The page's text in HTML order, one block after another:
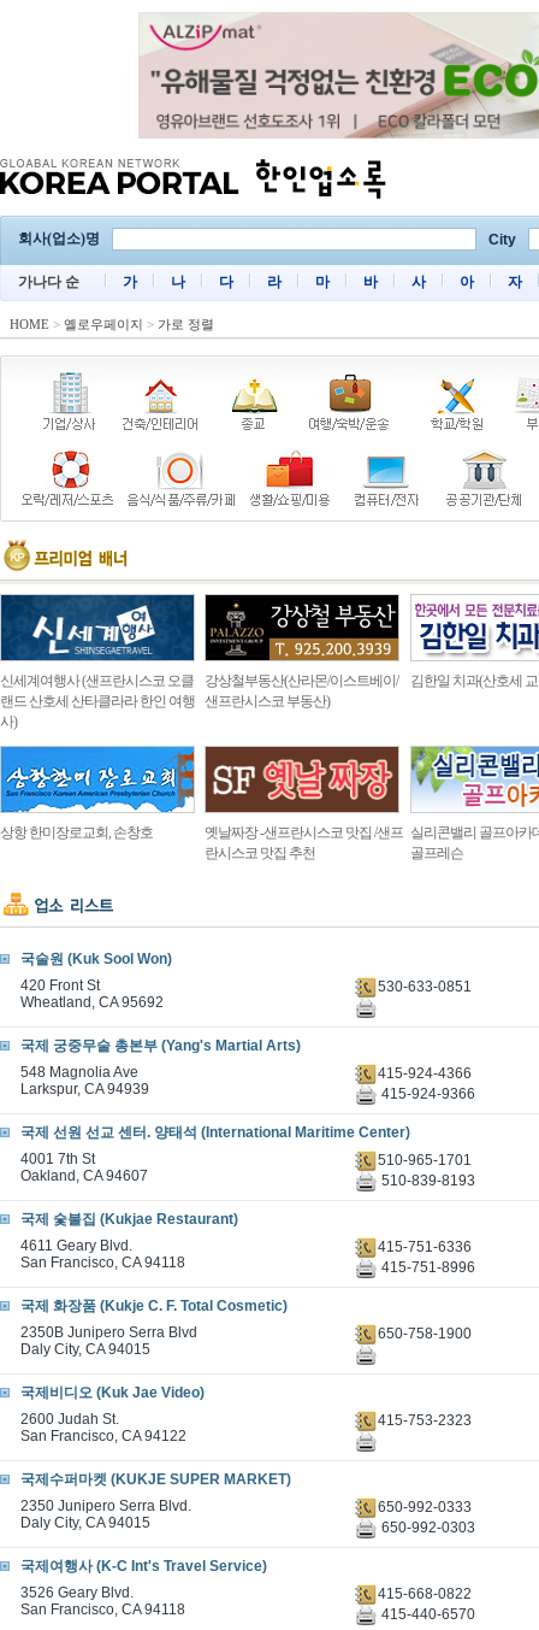
회사(업소)명 City
가나다 순 가 나 다 라 마 바 사 아 자
HOME > 옐로우페이지 > 가로 정렬
신세계여행사 (샌프란시스코 오클
랜드 산호세 산타클라라 한인 여행
사)
강상철부동산(산라몬/이스트베이/
샌프란시스코 부동산)
김한일 치과(산호세
상항 한미장로교회, 손창호
옛날짜장 -샌프란시스코 맛집 /샌프
란시스코 맛집 추천
실리콘밸리 골프아카
골프레슨
국술원 (Kuk Sool Won)
420 Front St
Wheatland, CA 95692
530-633-0851
국제 궁중무술 총본부 (Yang's Martial Arts)
548 Magnolia Ave
Larkspur, CA 94939
415-924-4366
415-924-9366
국제 선원 선교 센터. 양태석 (International Maritime Center)
4001 7th St
Oakland, CA 94607
510-965-1701
510-839-8193
국제 숯불집 (Kukjae Restaurant)
4611 Geary Blvd.
San Francisco, CA 94118
415-751-6336
415-751-8996
국제 화장품 (Kukje C. F. Total Cosmetic)
2350B Junipero Serra Blvd
Daly City, CA 94015
650-758-1900
국제비디오 (Kuk Jae Video)
2600 Judah St.
San Francisco, CA 94122
415-753-2323
국제수퍼마켓 (KUKJE SUPER MARKET)
2350 Junipero Serra Blvd.
Daly City, CA 94015
650-992-0333
650-992-0303
국제여행사 (K-C Int's Travel Service)
3526 Geary Blvd.
San Francisco, CA 94118
415-668-0822
415-440-6570